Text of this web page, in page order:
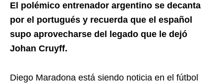
El polémico entrenador argentino se decanta
por el portugués y recuerda que el español
supo aprovecharse del legado que le dejó
Johan Cruyff.
Diego Maradona está siendo noticia en el fútbol